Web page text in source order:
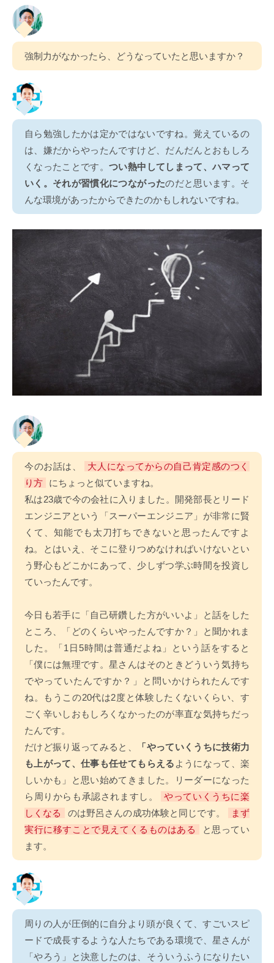
強制力がなかったら、どうなっていたと思いますか？
自ら勉強したかは定かではないですね。覚えているの
は、嫌だからやったんですけど、だんだんとおもしろ
くなったことです。つい熱中してしまって、ハマって
いく。それが習慣化につながったのだと思います。そ
んな環境があったからできたのかもしれないですね。
今のお話は、
大人になってからの自己肯定感のつく
り方
にちょっと似ていますね。
私は23歳で今の会社に入りました。開発部長とリード
エンジニアという「スーパーエンジニア」が非常に賢
くて、知能でも太刀打ちできないと思ったんですよ
ね。とはいえ、そこに登りつめなければいけないとい
う野心もどこかにあって、少しずつ学ぶ時間を投資し
ていったんです。
今日も若手に「自己研鑽した方がいいよ」と話をした
ところ、「どのくらいやったんですか？」と聞かれま
した。「1日5時間は普通だよね」という話をすると
「僕には無理です。星さんはそのときどういう気持ち
でやっていたんですか？」と問いかけられたんです
ね。もうこの20代は2度と体験したくないくらい、す
ごく辛いしおもしろくなかったのが率直な気持ちだっ
たんです。
だけど振り返ってみると、
「やっていくうちに技術力
も上がって、仕事も任せてもらえる ようになって、楽
しいかも」と思い始めてきました。リーダーになった
ら周りからも承認されますし。
やっていくうちに楽
しくなる
のは野呂さんの成功体験と同じです。
まず
実行に移すことで見えてくるものはある
と思ってい
ます。
周りの人が圧倒的に自分より頭が良くて、すごいスピ
ードで成長するような人たちである環境で、星さんが
「やろう」と決意したのは、そういうふうになりたい